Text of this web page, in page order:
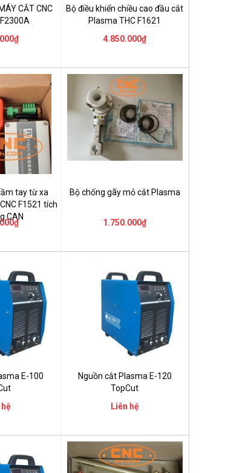
CẮT CNC
Bộ điều khiển chiều cao đầu cắt
Plasma THC F1621
4.850.000₫
tay từ xa
F1521 tích
CAN
Bộ chống gãy mỏ cắt Plasma
1.750.000₫
E-100
hệ
Nguồn cắt Plasma E-120
TopCut
Liên hệ